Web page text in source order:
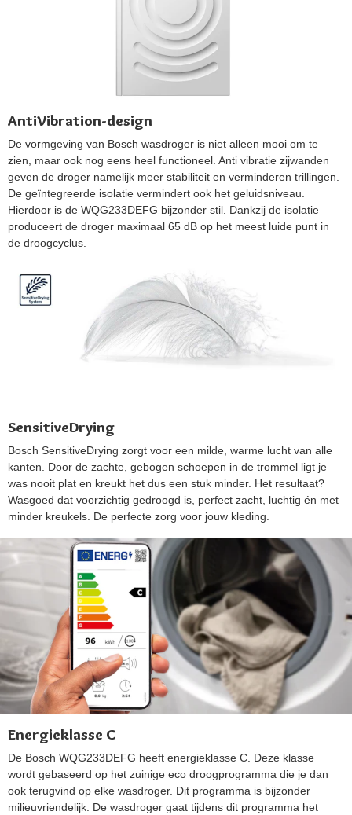
AntiVibration-design
De vormgeving van Bosch wasdroger is niet alleen mooi om te
zien, maar ook nog eens heel functioneel. Anti vibratie zijwanden
geven de droger namelijk meer stabiliteit en verminderen trillingen.
De geïntegreerde isolatie vermindert ook het geluidsniveau.
Hierdoor is de WQG233DEFG bijzonder stil. Dankzij de isolatie
produceert de droger maximaal 65 dB op het meest luide punt in
de droogcyclus.
SensitiveDrying
Bosch SensitiveDrying zorgt voor een milde, warme lucht van alle
kanten. Door de zachte, gebogen schoepen in de trommel ligt je
was nooit plat en kreukt het dus een stuk minder. Het resultaat?
Wasgoed dat voorzichtig gedroogd is, perfect zacht, luchtig én met
minder kreukels. De perfecte zorg voor jouw kleding.
Energieklasse C
De Bosch WQG233DEFG heeft energieklasse C. Deze klasse
wordt gebaseerd op het zuinige eco droogprogramma die je dan
ook terugvind op elke wasdroger. Dit programma is bijzonder
milieuvriendelijk. De wasdroger gaat tijdens dit programma het